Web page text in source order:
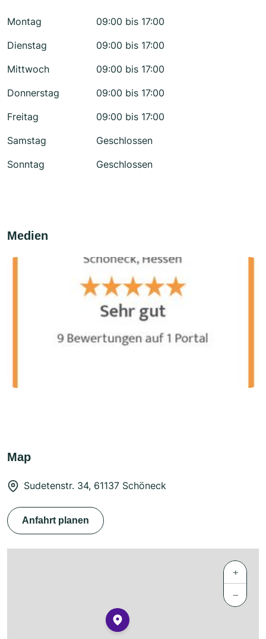
Montag
09:00 bis 17:00
Dienstag
09:00 bis 17:00
Mittwoch
09:00 bis 17:00
Donnerstag
09:00 bis 17:00
Freitag
09:00 bis 17:00
Samstag
Geschlossen
Sonntag
Geschlossen
Medien
Map
Sudetenstr. 34, 61137 Schöneck
Anfahrt planen
+
−